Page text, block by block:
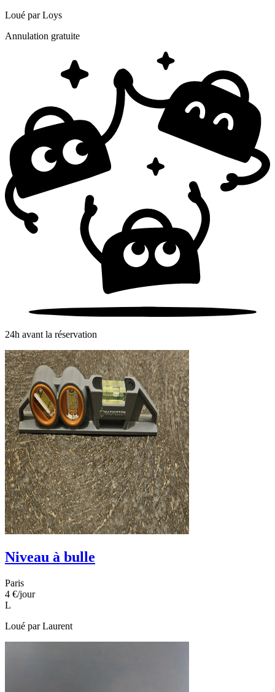
Loué parLoys
Annulation gratuite
24h avant la réservation
Niveau à bulle
Paris
4 €/jour
L
Loué parLaurent